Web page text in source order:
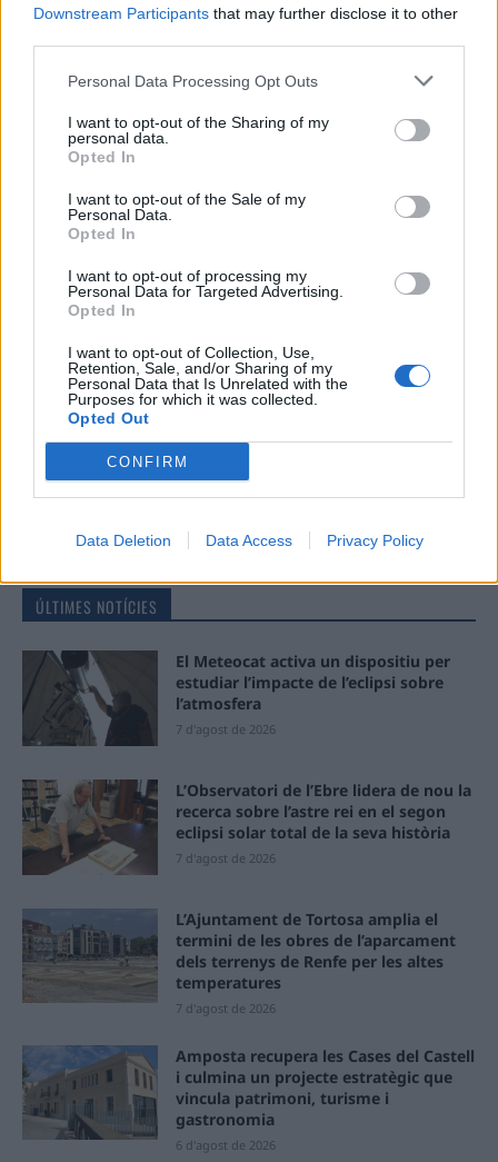
Downstream Participants that may further disclose it to other
Personal Data Processing Opt Outs
I want to opt-out of the Sharing of my
personal data.
Opted In
I want to opt-out of the Sale of my
Personal Data.
Opted In
I want to opt-out of processing my
Personal Data for Targeted Advertising.
Opted In
I want to opt-out of Collection, Use,
Retention, Sale, and/or Sharing of my
Personal Data that Is Unrelated with the
Purposes for which it was collected.
Opted Out
CONFIRM
Data Deletion Data Access Privacy Policy
Comentari:
Deseu el meu nom, el correu electrònic i el lloc web en
aquest navegador per a la propera vegada que comenti.
ÚLTIMES NOTÍCIES
El Meteocat activa un dispositiu per
estudiar l’impacte de l’eclipsi sobre
l’atmosfera
7 d'agost de 2026
L’Observatori de l’Ebre lidera de nou la
recerca sobre l’astre rei en el segon
eclipsi solar total de la seva història
7 d'agost de 2026
L’Ajuntament de Tortosa amplia el
termini de les obres de l’aparcament
dels terrenys de Renfe per les altes
temperatures
7 d'agost de 2026
Amposta recupera les Cases del Castell
i culmina un projecte estratègic que
vincula patrimoni, turisme i
gastronomia
6 d'agost de 2026